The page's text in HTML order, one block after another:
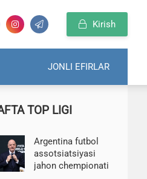
Kirish
JONLI EFIRLAR
TOP LIGI
Argentina futbol
assotsiatsiyasi
jahon chempionati